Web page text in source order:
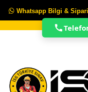
Whatsapp Bilgi &